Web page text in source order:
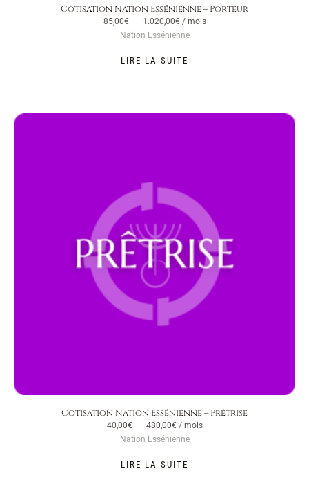
Cotisation Nation Essénienne – Porteur
85,00€ – 1.020,00€ / mois
Nation Essénienne
LIRE LA SUITE
Cotisation Nation Essénienne – Prêtrise
40,00€ – 480,00€
Plage
/ mois
Nation Essénienne
LIRE LA SUITE